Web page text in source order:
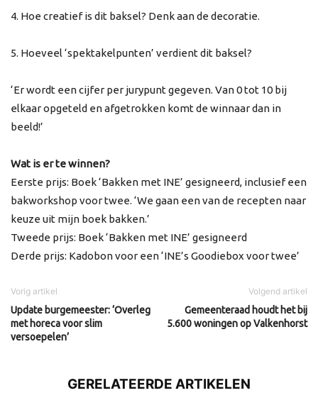
4. Hoe creatief is dit baksel? Denk aan de decoratie.
5. Hoeveel ‘spektakelpunten’ verdient dit baksel?
‘Er wordt een cijfer per jurypunt gegeven. Van 0 tot 10 bij
elkaar opgeteld en afgetrokken komt de winnaar dan in
beeld!’
Wat is er te winnen?
Eerste prijs: Boek ‘Bakken met INE’ gesigneerd, inclusief een
bakworkshop voor twee. ‘We gaan een van de recepten naar
keuze uit mijn boek bakken.’
Tweede prijs: Boek ‘Bakken met INE’ gesigneerd
Derde prijs: Kadobon voor een ‘INE’s Goodiebox voor twee’
Vorig artikel
Update burgemeester: ‘Overleg
met horeca voor slim
versoepelen’
Volgend artikel
Gemeenteraad houdt het bij
5.600 woningen op Valkenhorst
GERELATEERDE ARTIKELEN